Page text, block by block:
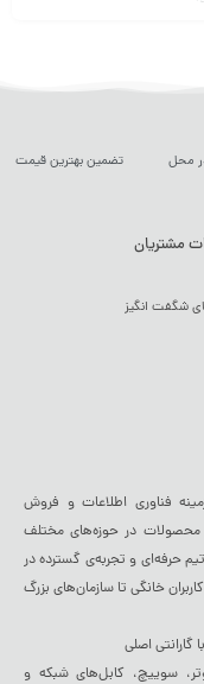
محل تضمین بهترین قیمت
مشتریان
شگفت انگیز
فناوری اطلاعات و فروش
محصولات در حوزه‌های مختلف
حرفه‌ای و تجربه‌ی گسترده در
خانگی تا سازمان‌های بزرگ
اصلی
سوییچ، کابل‌های شبکه و